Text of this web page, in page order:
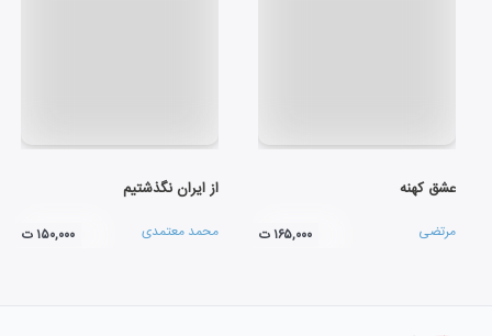
عشق کهنه
مرتضی ۱۶۵,۰۰۰ ت
از ایران نگذشتیم
محمد معتمدی ۱۵۰,۰۰۰ ت